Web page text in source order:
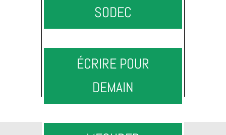
SODEC
ÉCRIRE POUR
DEMAIN